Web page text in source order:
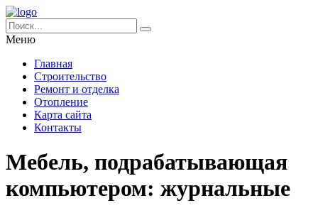
Меню
Главная
Строительство
Ремонт и отделка
Отопление
Карта сайта
Контакты
Мебель, подрабатывающая
компьютером: журнальные